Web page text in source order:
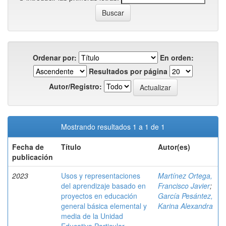
Ordenar por:
En orden:
Resultados por página
Autor/Registro:
Mostrando resultados 1 a 1 de 1
Fecha de
publicación
Título Autor(es)
2023
Usos y representaciones
del aprendizaje basado en
proyectos en educación
general básica elemental y
media de la Unidad
Martínez Ortega,
Francisco Javier;
García Pesántez,
Karina Alexandra